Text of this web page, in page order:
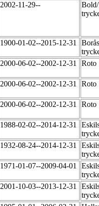
2002-11-29--
1900-01-02--2015-12-31
2000-06-02--2002-12-31 Roto
2000-06-02--2002-12-31 Roto
2000-06-02--2002-12-31 Roto
1988-02-02--2014-12-31
1932-08-24--2014-12-31
1971-01-07--2009-04-01
2001-10-03--2013-12-31